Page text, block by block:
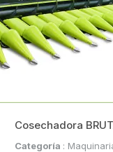
Cosechadora
Categoría :